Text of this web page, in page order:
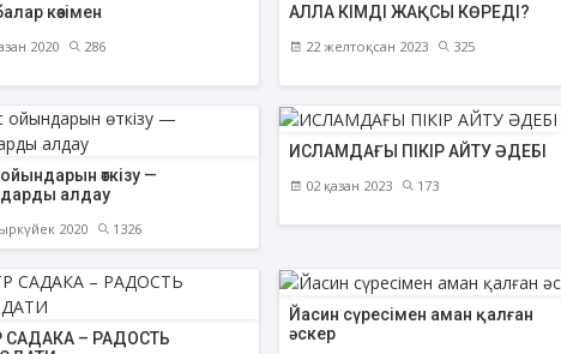
көзімен
2020 286
АЛЛА КІМДІ ЖАҚСЫ КӨРЕДІ?
22 желтоқсан 2023 325
өткізу —
алдау
2020 1326
ИСЛАМДАҒЫ ПІКІР АЙТУ ӘДЕБІ
02 қазан 2023 173
САДАКА – РАДОСТЬ
Йасин сүресімен аман қалған
әскер